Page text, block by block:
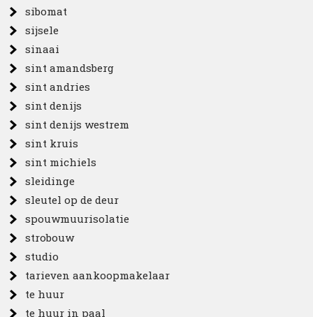
sibomat
sijsele
sinaai
sint amandsberg
sint andries
sint denijs
sint denijs westrem
sint kruis
sint michiels
sleidinge
sleutel op de deur
spouwmuurisolatie
strobouw
studio
tarieven aankoopmakelaar
te huur
te huur in paal